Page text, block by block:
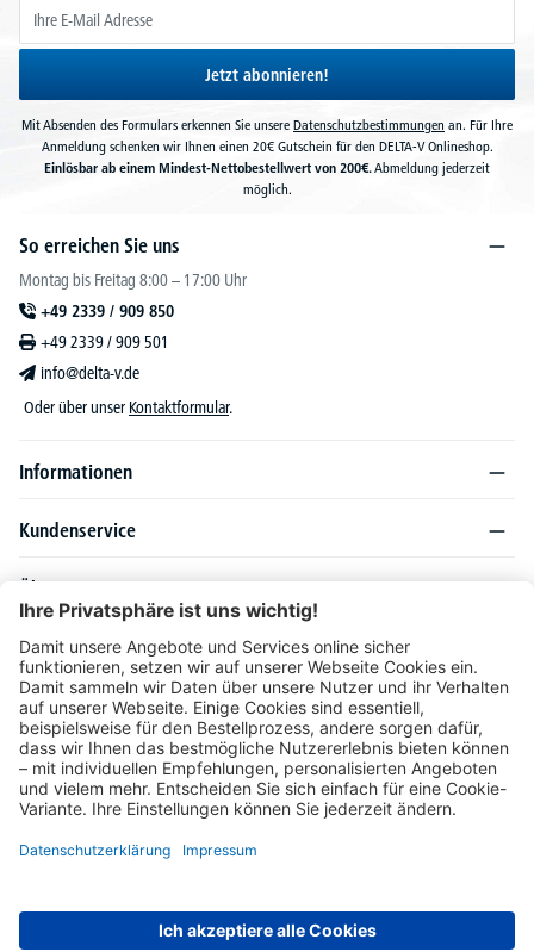
Jetzt abonnieren!
Mit Absenden des Formulars erkennen Sie unsere Datenschutzbestimmungen an. Für Ihre
Anmeldung schenken wir Ihnen einen 20€ Gutschein für den DELTA-V Onlineshop.
Einlösbar ab einem Mindest-Nettobestellwert von 200€.Abmeldung jederzeit
möglich.
So erreichen Sie uns
Montag bis Freitag 8:00 – 17:00 Uhr
+49 2339 / 909 850
+49 2339 / 909 501
info@delta-v.de
Oder über unser Kontaktformular.
Informationen
Kundenservice
Über DELTA-V
Produktsortiment
Ratgeber
Folgen Sie uns auch auf
Unser Angebot richtet sich ausschließlich an Industrie, Handel, Gewerbe und
europäische Ausland gelten Sonderkonditionen, die auf Anfrage mitgeteilt werden.